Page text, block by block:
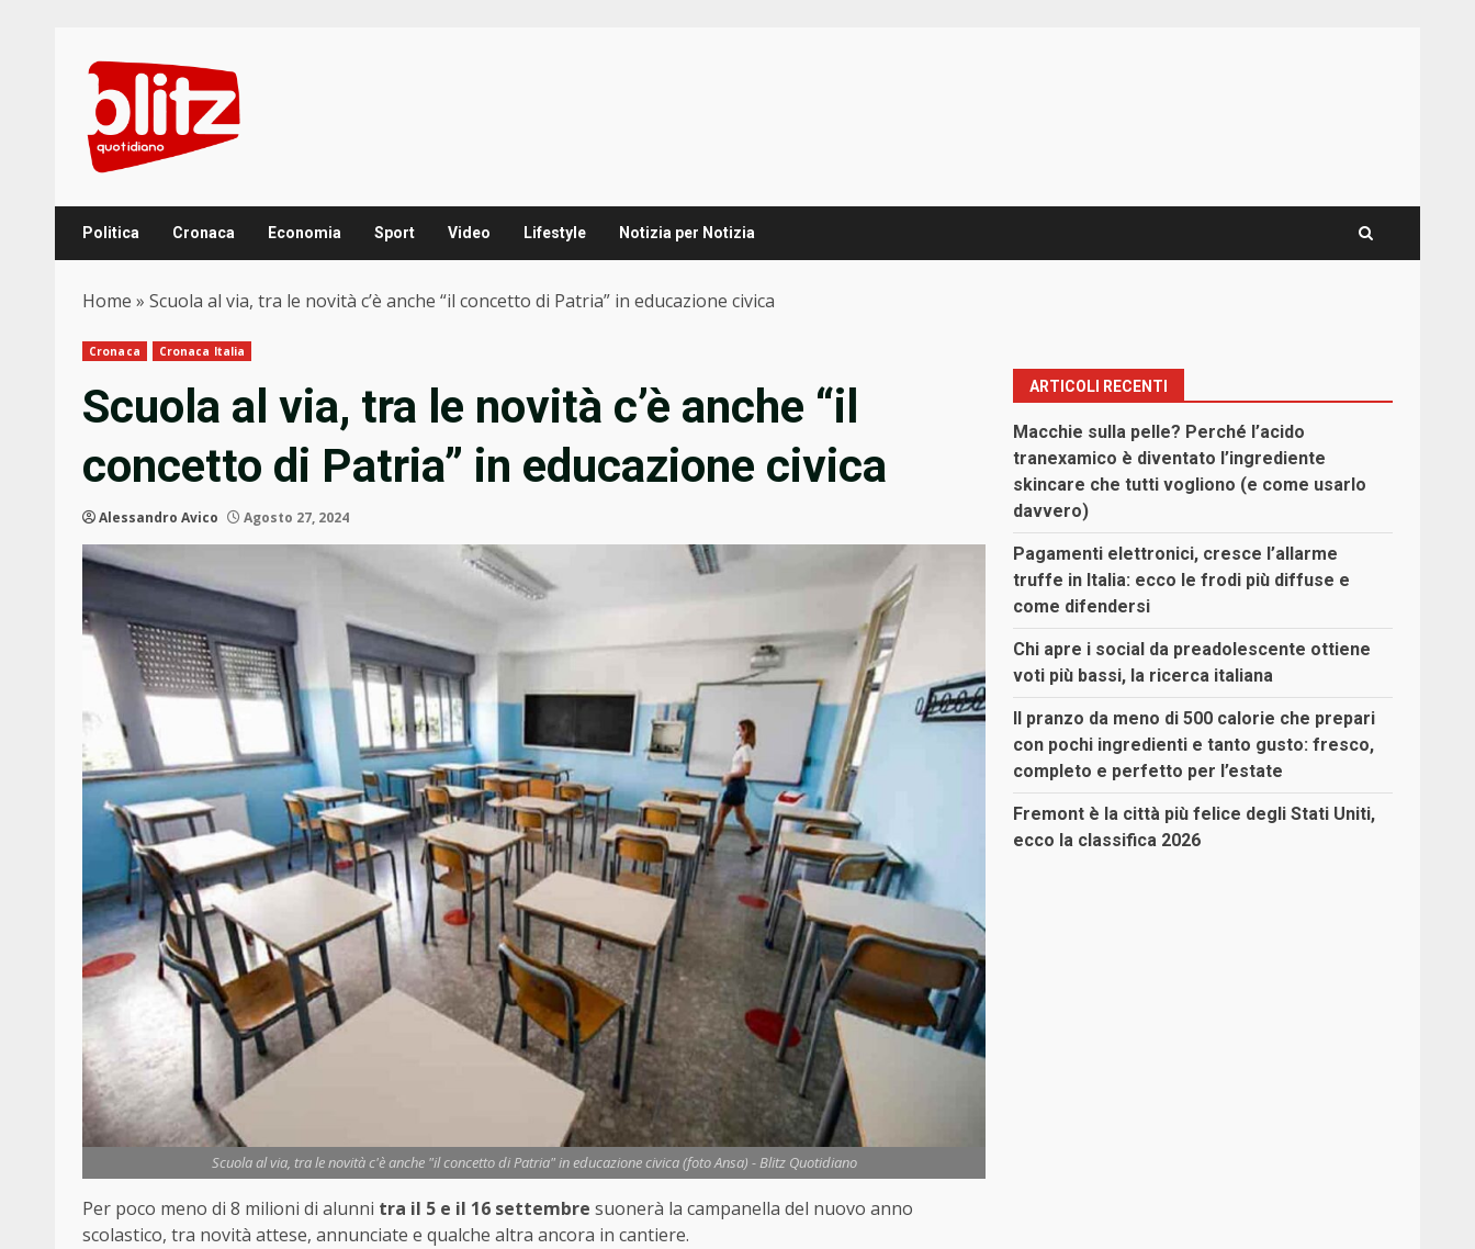
content
Politica Cronaca Economia Sport Video Lifestyle Notizia per Notizia
Home » Scuola al via, tra le novità c’è anche “il concetto di Patria” in educazione civica
Cronaca Cronaca Italia
Scuola al via, tra le novità c’è anche “il
concetto di Patria” in educazione civica
Alessandro Avico Agosto 27, 2024
Scuola al via, tra le novità c'è anche "il concetto di Patria" in educazione civica (foto Ansa) - Blitz Quotidiano
Per poco meno di 8 milioni di alunni tra il 5 e il 16 settembre suonerà la campanella del nuovo anno
scolastico, tra novità attese, annunciate e qualche altra ancora in cantiere.
ARTICOLI RECENTI
Macchie sulla pelle? Perché l’acido
tranexamico è diventato l’ingrediente
skincare che tutti vogliono (e come usarlo
davvero)
Pagamenti elettronici, cresce l’allarme
truffe in Italia: ecco le frodi più diffuse e
come difendersi
Chi apre i social da preadolescente ottiene
voti più bassi, la ricerca italiana
Il pranzo da meno di 500 calorie che prepari
con pochi ingredienti e tanto gusto: fresco,
completo e perfetto per l’estate
Fremont è la città più felice degli Stati Uniti,
ecco la classifica 2026